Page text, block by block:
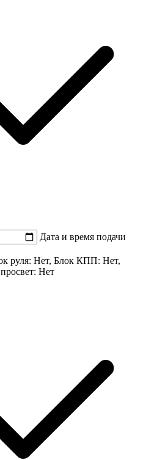
Дата и время подачи
руля: Нет, Блок КПП: Нет,
Нет